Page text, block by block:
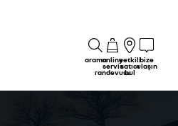
aramaonline
servis
randevusu
yetkili
satıcı
bul
bize
ulaşın